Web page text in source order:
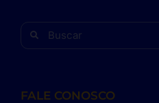
FALE CONOSCO